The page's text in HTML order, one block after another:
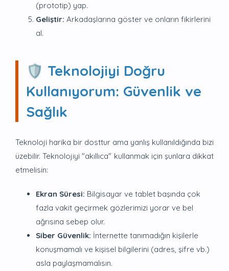
(prototip) yap.
Geliştir: Arkadaşlarına göster ve onların fikirlerini
al.
🛡️ Teknolojiyi Doğru
Kullanıyorum: Güvenlik ve
Sağlık
Teknoloji harika bir dosttur ama yanlış kullanıldığında bizi
üzebilir. Teknolojiyi "akıllıca" kullanmak için şunlara dikkat
etmelisin:
Ekran Süresi: Bilgisayar ve tablet başında çok
fazla vakit geçirmek gözlerimizi yorar ve bel
ağrısına sebep olur.
Siber Güvenlik: İnternette tanımadığın kişilerle
konuşmamalı ve kişisel bilgilerini (adres, şifre vb.)
asla paylaşmamalısın.